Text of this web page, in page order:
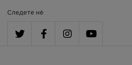
Следете нè